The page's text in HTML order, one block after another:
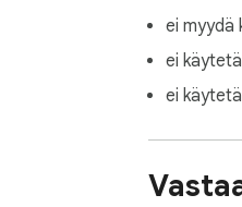
ei myydä
ei
ei